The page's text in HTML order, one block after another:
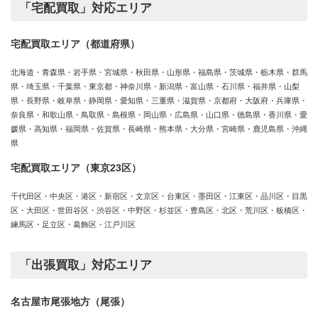
「宅配買取」対応エリア
宅配買取エリア（都道府県）
北海道・青森県・岩手県・宮城県・秋田県・山形県・福島県・茨城県・栃木県・群馬
県・埼玉県・千葉県・東京都・神奈川県・新潟県・富山県・石川県・福井県・山梨
県・長野県・岐阜県・静岡県・愛知県・三重県・滋賀県・京都府・大阪府・兵庫県・
奈良県・和歌山県・鳥取県・島根県・岡山県・広島県・山口県・徳島県・香川県・愛
媛県・高知県・福岡県・佐賀県・長崎県・熊本県・大分県・宮崎県・鹿児島県・沖縄
県
宅配買取エリア（東京23区）
千代田区・中央区・港区・新宿区・文京区・台東区・墨田区・江東区・品川区・目黒
区・大田区・世田谷区・渋谷区・中野区・杉並区・豊島区・北区・荒川区・板橋区・
練馬区・足立区・葛飾区・江戸川区
「出張買取」対応エリア
名古屋市尾張地方（尾張）